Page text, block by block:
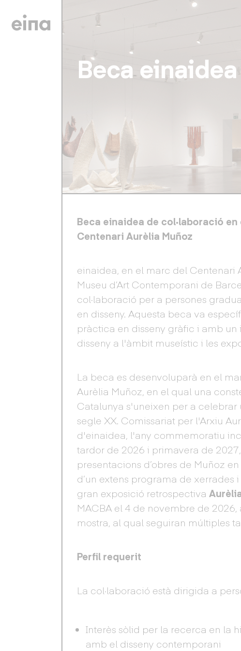
Beca
Beca einaidea de col·laboració
Centenari Aurèlia Muñoz
einaidea, en el marc del Centenari
Museu d’Art Contemporani de
col·laboració per a persones
en disseny. Aquesta beca va
pràctica en disseny gràfic i amb
disseny a l'àmbit museístic i les
La beca es desenvoluparà en el
Aurèlia Muñoz, en el qual una
Catalunya s'uneixen per a celebrar
segle XX. Comissariat per l'Arxiu
d'einaidea, l'any commemoratiu
tardor de 2026 i primavera de
presentacions d’obres de Muñoz
d’un extens programa de
gran exposició retrospectiva
MACBA el 4 de novembre de
mostra, al qual seguiran múltiples
Perfil requerit
La col·laboració està dirigida a
Interès sòlid per la recerca en la
amb el disseny contemporani